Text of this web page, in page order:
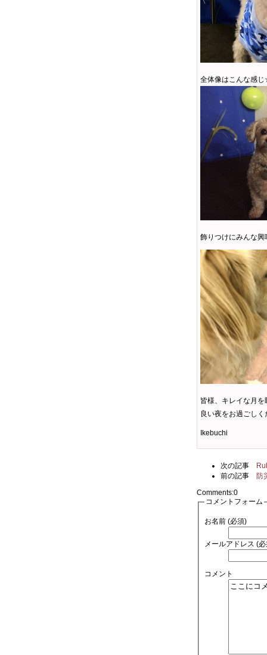
全体像はこんな感
飾りつけにみんな
皆様、キレイな月を
良い夜をお過ごしく
Ikebuchi
次の記事
前の記事 防
Comments:0
コメントフォーム
お名前 (必須)
メールアドレス (
コメント